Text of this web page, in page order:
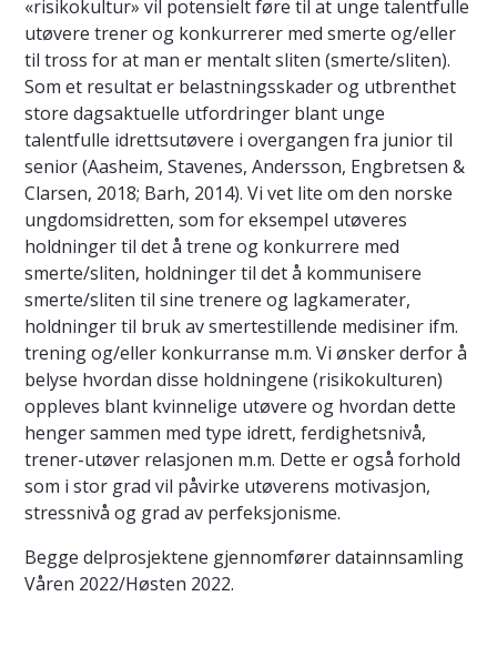
«risikokultur» vil potensielt føre til at unge talentfulle
utøvere trener og konkurrerer med smerte og/eller
til tross for at man er mentalt sliten (smerte/sliten).
Som et resultat er belastningsskader og utbrenthet
store dagsaktuelle utfordringer blant unge
talentfulle idrettsutøvere i overgangen fra junior til
senior (Aasheim, Stavenes, Andersson, Engbretsen &
Clarsen, 2018; Barh, 2014). Vi vet lite om den norske
ungdomsidretten, som for eksempel utøveres
holdninger til det å trene og konkurrere med
smerte/sliten, holdninger til det å kommunisere
smerte/sliten til sine trenere og lagkamerater,
holdninger til bruk av smertestillende medisiner ifm.
trening og/eller konkurranse m.m. Vi ønsker derfor å
belyse hvordan disse holdningene (risikokulturen)
oppleves blant kvinnelige utøvere og hvordan dette
henger sammen med type idrett, ferdighetsnivå,
trener-utøver relasjonen m.m. Dette er også forhold
som i stor grad vil påvirke utøverens motivasjon,
stressnivå og grad av perfeksjonisme.
Begge delprosjektene gjennomfører datainnsamling
Våren 2022/Høsten 2022.